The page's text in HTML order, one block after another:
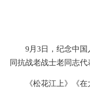
9月3日，纪念中
同抗战老战士老同志
《松花江上》《在太